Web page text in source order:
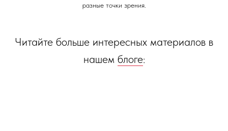
разные точки зрения.
Читайте больше интересных материалов в
нашем блоге: